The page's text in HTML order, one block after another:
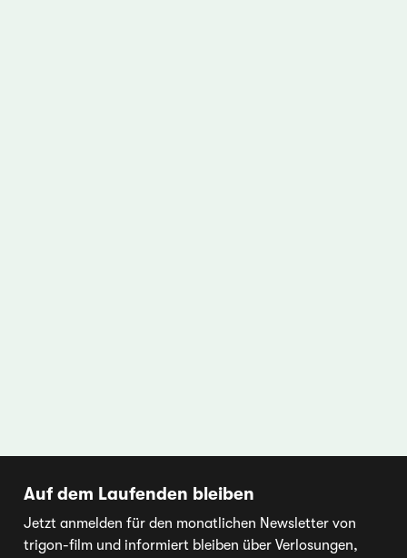
Auf dem Laufenden bleiben
Jetzt anmelden für den monatlichen Newsletter von
trigon-film und informiert bleiben über Verlosungen,